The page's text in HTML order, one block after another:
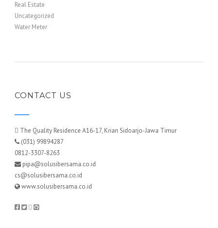
Real Estate
Uncategorized
Water Meter
CONTACT US
The Quality Residence A16-17, Krian Sidoarjo-Jawa Timur
(031) 99894287
0812-3307-8263
pipa@solusibersama.co.id
cs@solusibersama.co.id
www.solusibersama.co.id